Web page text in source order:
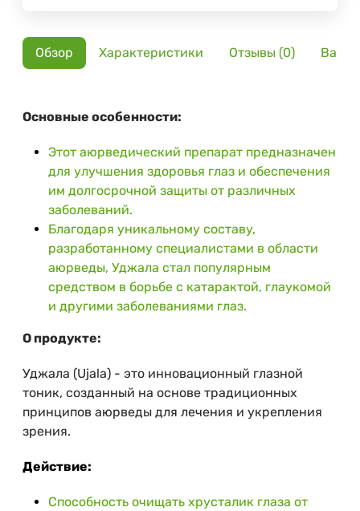
Обзор Характеристики Отзывы (0)
Основные особенности:
Этот аюрведический препарат предназначен
для улучшения здоровья глаз и обеспечения
им долгосрочной защиты от различных
заболеваний.
Благодаря уникальному составу,
разработанному специалистами в области
аюрведы, Уджала стал популярным
средством в борьбе с катарактой, глаукомой
и другими заболеваниями глаз.
О продукте:
Уджала (Ujala) - это инновационный глазной
тоник, созданный на основе традиционных
принципов аюрведы для лечения и укрепления
зрения.
Действие:
Способность очищать хрусталик глаза от